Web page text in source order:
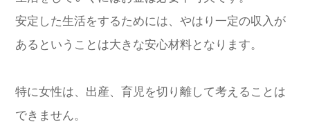
安定した生活をするためには、やはり一定の収入が
あるということは大きな安心材料となります。
特に女性は、出産、育児を切り離して考えることは
できません。